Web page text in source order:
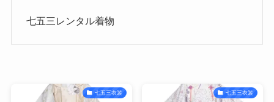
七五三レンタル着物
七五三衣装 七五三衣装